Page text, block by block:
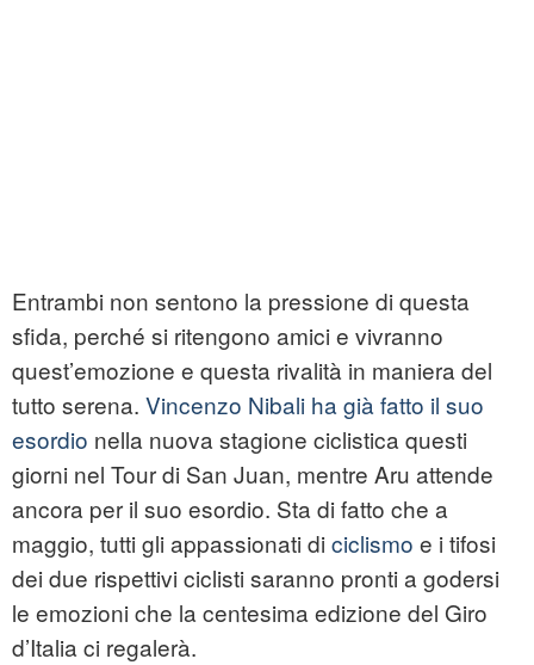
Entrambi non sentono la pressione di questa
sfida, perché si ritengono amici e vivranno
quest’emozione e questa rivalità in maniera del
tutto serena. Vincenzo Nibali ha già fatto il suo
esordio nella nuova stagione ciclistica questi
giorni nel Tour di San Juan, mentre Aru attende
ancora per il suo esordio. Sta di fatto che a
maggio, tutti gli appassionati di ciclismo e i tifosi
dei due rispettivi ciclisti saranno pronti a godersi
le emozioni che la centesima edizione del Giro
d’Italia ci regalerà.